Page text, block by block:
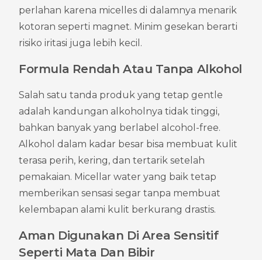
perlahan karena micelles di dalamnya menarik
kotoran seperti magnet. Minim gesekan berarti
risiko iritasi juga lebih kecil.
Formula Rendah Atau Tanpa Alkohol
Salah satu tanda produk yang tetap gentle
adalah kandungan alkoholnya tidak tinggi,
bahkan banyak yang berlabel alcohol-free.
Alkohol dalam kadar besar bisa membuat kulit
terasa perih, kering, dan tertarik setelah
pemakaian. Micellar water yang baik tetap
memberikan sensasi segar tanpa membuat
kelembapan alami kulit berkurang drastis.
Aman Digunakan Di Area Sensitif
Seperti Mata Dan Bibir